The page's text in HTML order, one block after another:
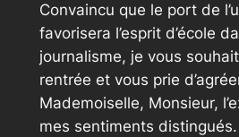
Convaincu que le port de
favorisera l’esprit d’école
journalisme, je vous
rentrée et vous prie
Mademoiselle, Monsieur,
mes sentiments distingués.